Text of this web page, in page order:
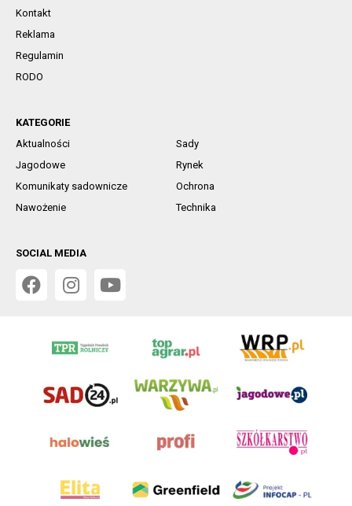
Kontakt
Reklama
Regulamin
RODO
KATEGORIE
Aktualności
Sady
Jagodowe
Rynek
Komunikaty sadownicze
Ochrona
Nawożenie
Technika
SOCIAL MEDIA